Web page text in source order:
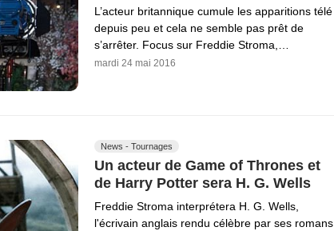
L’acteur britannique cumule les apparitions télé
depuis peu et cela ne semble pas prêt de
s’arrêter. Focus sur Freddie Stroma,…
mardi 24 mai 2016
News - Tournages
Un acteur de Game of Thrones et
de Harry Potter sera H. G. Wells
Freddie Stroma interprétera H. G. Wells,
l'écrivain anglais rendu célèbre par ses romans